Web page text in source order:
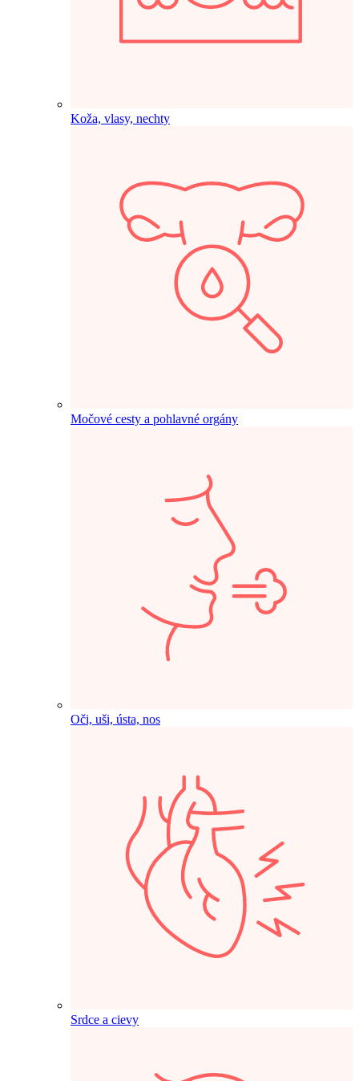
Koža, vlasy, nechty
Močové cesty a pohlavné orgány
Oči, uši, ústa, nos
Srdce a cievy